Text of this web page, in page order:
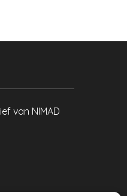
van NIMAD